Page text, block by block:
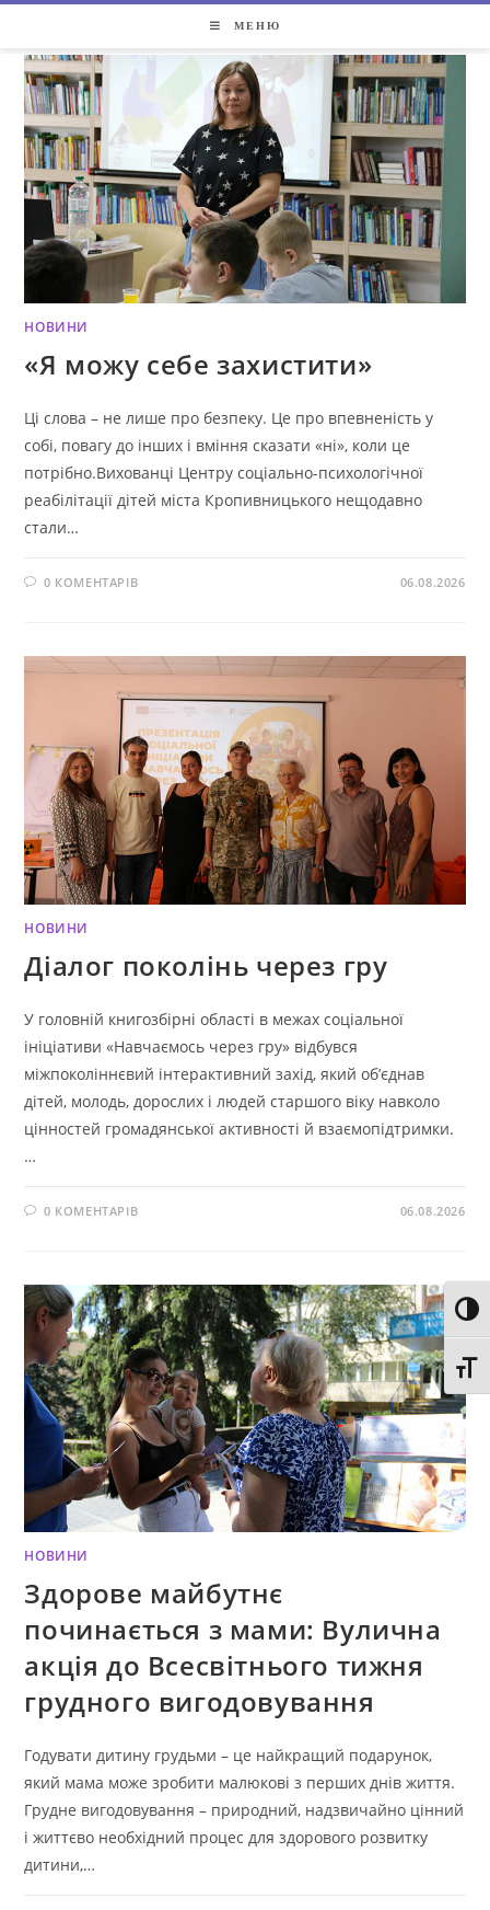
вмісту
МЕНЮ
НОВИНИ
«Я можу себе захистити»
Ці слова – не лише про безпеку. Це про впевненість у
собі, повагу до інших і вміння сказати «ні», коли це
потрібно.Вихованці Центру соціально-психологічної
реабілітації дітей міста Кропивницького нещодавно
стали…
0 КОМЕНТАРІВ 06.08.2026
НОВИНИ
Діалог поколінь через гру
У головній книгозбірні області в межах соціальної
ініціативи «Навчаємось через гру» відбувся
міжпоколіннєвий інтерактивний захід, який об’єднав
дітей, молодь, дорослих і людей старшого віку навколо
цінностей громадянської активності й взаємопідтримки.
…
0 КОМЕНТАРІВ 06.08.2026
НОВИНИ
Здорове майбутнє
починається з мами: Вулична
акція до Всесвітнього тижня
грудного вигодовування
Годувати дитину грудьми – це найкращий подарунок,
який мама може зробити малюкові з перших днів життя.
Грудне вигодовування – природний, надзвичайно цінний
і життєво необхідний процес для здорового розвитку
дитини,…